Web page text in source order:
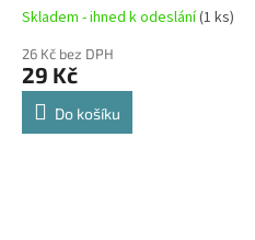
Skladem - ihned k odeslání(1 ks)
26 Kč bez DPH
29 Kč
Do košíku